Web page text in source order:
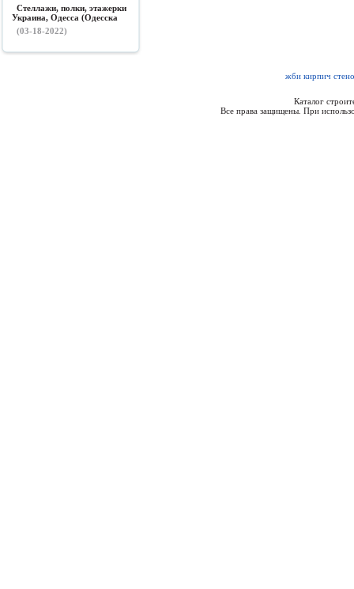
Стеллажи, полки, этажерки
Украина, Одесса (Одесска
(03-18-2022)
жби кирпич
Каталог
Все права защищены. При